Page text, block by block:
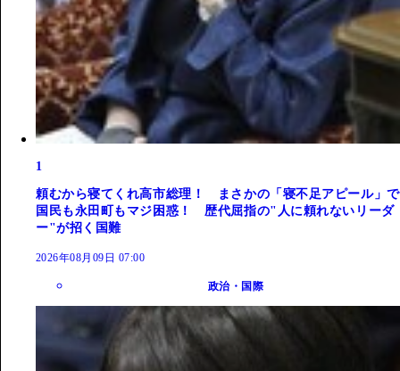
1
頼むから寝てくれ高市総理！ まさかの「寝不足アピール」で
国民も永田町もマジ困惑！ 歴代屈指の"人に頼れないリーダ
ー"が招く国難
2026年08月09日 07:00
政治・国際